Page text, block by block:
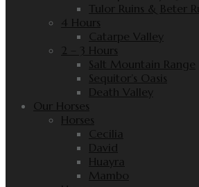
Tulor Ruins & Beter
4 Hours
Catarpe Valley
2 – 3 Hours
Salt Mountain Range
Sequitor’s Oasis
Death Valley
Our Horses
Horses
Cecilia
David
Huayra
Mambo